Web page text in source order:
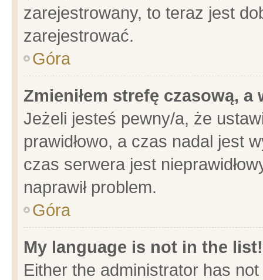
zarejestrowany, to teraz jest
zarejestrować.
Góra
Zmieniłem strefę czasową,
Jeżeli jesteś pewny/a, że
prawidłowo, a czas nadal jest
czas serwera jest
naprawił problem.
Góra
My language is not in the list!
Either the administrator has